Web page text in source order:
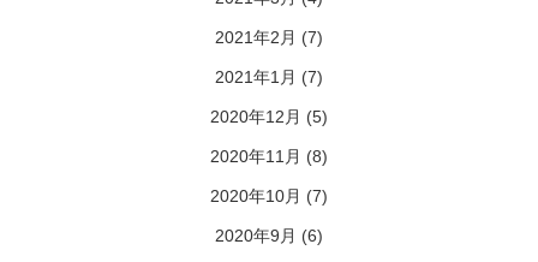
2021年2月 (7)
2021年1月 (7)
2020年12月 (5)
2020年11月 (8)
2020年10月 (7)
2020年9月 (6)